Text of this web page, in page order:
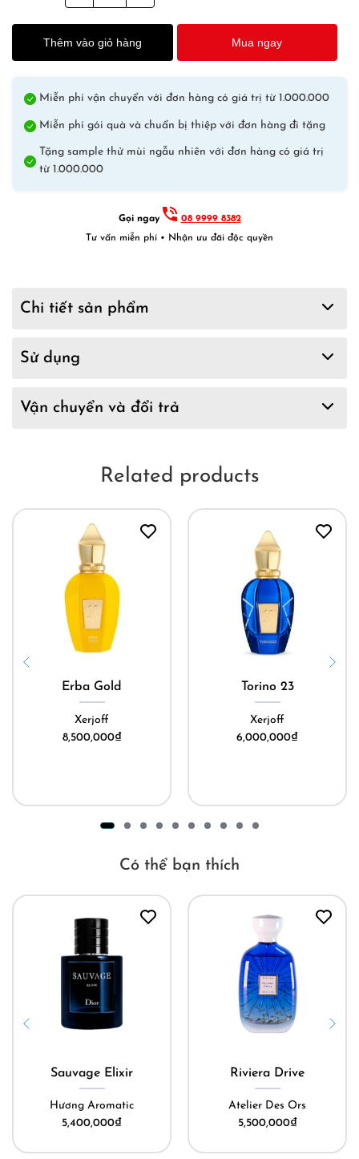
25
quantity
Thêm vào giỏ hàng
Mua ngay
Miễn phí vận chuyển với đơn hàng có giá trị từ 1.000.000
Miễn phí gói quà và chuẩn bị thiệp với đơn hàng đi tặng
Tặng sample thử mùi ngẫu nhiên với đơn hàng có giá trị
từ 1.000.000
Gọi ngay
08 9999 8382
Tư vấn miễn phí • Nhận ưu đãi độc quyền
Chi tiết sản phẩm
Sử dụng
Vận chuyển và đổi trả
Related products
Erba Gold
Xerjoff
8,500,000₫
Torino 23
Xerjoff
6,000,000₫
Có thể bạn thích
Sauvage Elixir
Hương Aromatic
5,400,000₫
Riviera Drive
Atelier Des Ors
5,500,000₫